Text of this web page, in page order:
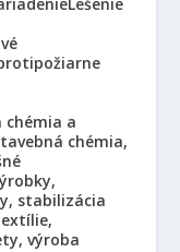
chémia a
chémia,
stabilizácia
výroba